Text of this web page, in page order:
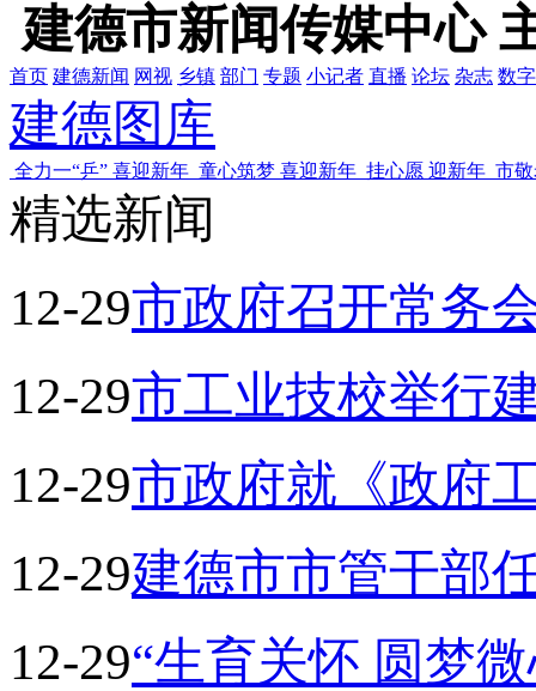
建德市新闻传媒中心
首页 建德新闻 网视 乡镇 部门 专题 小记者 直播 论坛 杂志 数
建德图库
全力一“乒” 喜迎新年 童心筑梦 喜迎新年 挂心愿 迎新年 市
精选新闻
12-29市政府召开常务
12-29市工业技校举行
12-29市政府就《政府
12-29建德市市管干部
12-29“生育关怀 圆梦